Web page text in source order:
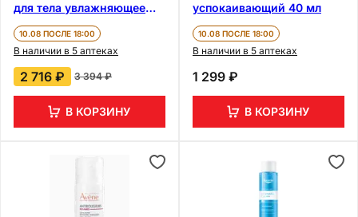
для тела увлажняющее
для сухой кожи 400 мл
10.08 ПОСЛЕ 18:00
В наличии в 5 аптеках
2 716 ₽ 3 394 ₽
В КОРЗИНУ
успокаивающий 40 мл
10.08 ПОСЛЕ 18:00
В наличии в 5 аптеках
1 299 ₽
В КОРЗИНУ